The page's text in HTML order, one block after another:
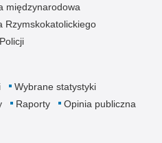
międzynarodowa
Rzymskokatolickiego
Wybrane statystyki
Raporty Opinia publiczna